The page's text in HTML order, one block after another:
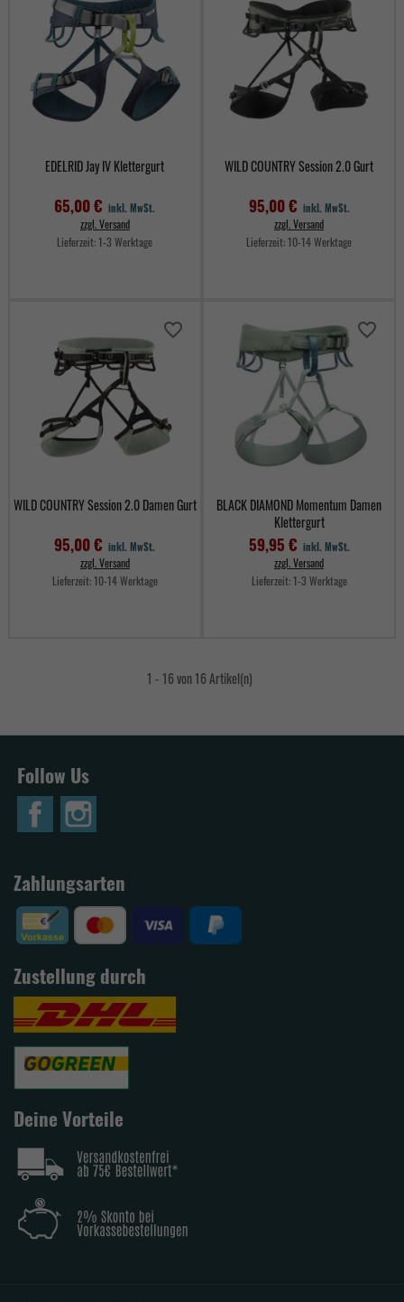
EDELRID Jay IV Klettergurt
65,00 € inkl. MwSt.
zzgl. Versand
Lieferzeit:1-3 Werktage
WILD COUNTRY Session 2.0 Gurt
95,00 € inkl. MwSt.
zzgl. Versand
Lieferzeit:10-14 Werktage
WILD COUNTRY Session 2.0 Damen Gurt
95,00 € inkl. MwSt.
zzgl. Versand
Lieferzeit:10-14 Werktage
favorite_border
BLACK DIAMOND Momentum Damen
Klettergurt
59,95 € inkl. MwSt.
zzgl. Versand
Lieferzeit:1-3 Werktage
favorite_border
1 - 16 von 16 Artikel(n)
Follow Us
Zahlungsarten
Zustellung durch
Deine Vorteile